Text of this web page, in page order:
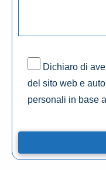
Dichiaro di
del sito web e
personali in base